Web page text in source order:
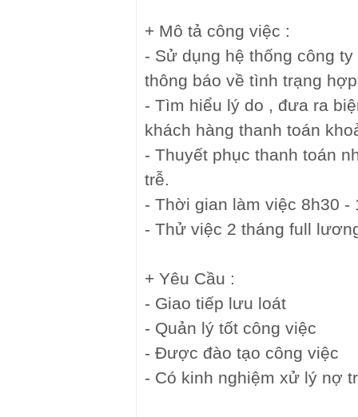
+ Mô tả công việc :
- Sử dụng hệ thống công
thông báo về tình trạng
- Tìm hiểu lý do , đưa ra
khách hàng thanh toán
- Thuyết phục thanh toán
trễ.
- Thời gian làm việc 8h30
- Thử việc 2 tháng full
+ Yêu Cầu :
- Giao tiếp lưu loát
- Quản lý tốt công việc
- Được đào tạo công việc
- Có kinh nghiệm xử lý nợ